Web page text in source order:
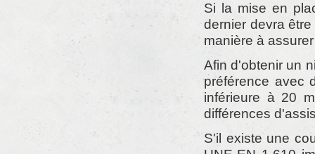
Si la mise en
dernier devra
manière à
Afin d'obtenir un
préférence avec
inférieure à 20
différences
S'il existe une